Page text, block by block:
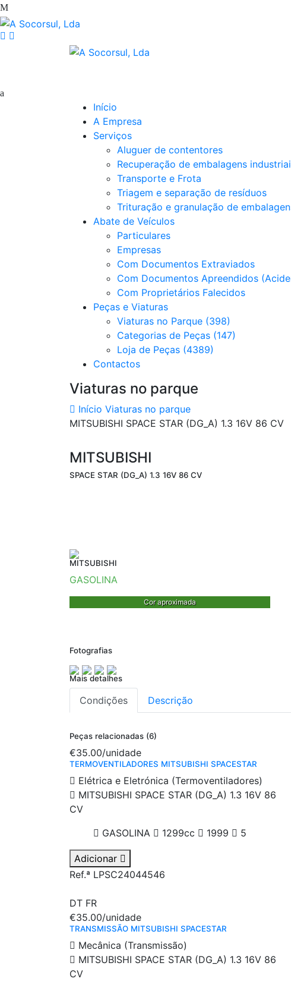
Início
A Empresa
Serviços
Aluguer de contentores
Recuperação de embalagens
Transporte e Frota
Triagem e separação de resíduos
Trituração e granulação de
Abate de Veículos
Particulares
Empresas
Com Documentos Extraviados
Com Documentos Apreendidos
Com Proprietários Falecidos
Peças e Viaturas
Viaturas no Parque (398)
Categorias de Peças (147)
Loja de Peças (4389)
Contactos
Viaturas no parque
Início Viaturas no parque
MITSUBISHI SPACE STAR (DG_A) 1.3 16V 86 CV
MITSUBISHI
SPACE STAR (DG_A) 1.3 16V 86 CV
MITSUBISHI
GASOLINA
Cor aproximada
Fotografias
Mais detalhes
Condições Descrição
Peças relacionadas (6)
€35.00/unidade
TERMOVENTILADORES MITSUBISHI SPACESTAR
Elétrica e Eletrónica (Termoventiladores)
MITSUBISHI SPACE STAR (DG_A) 1.3 16V 86
CV
GASOLINA
1299cc 1999 5
Adicionar
Ref.ª LPSC24044546
DT FR
€35.00/unidade
TRANSMISSÃO MITSUBISHI SPACESTAR
Mecânica (Transmissão)
MITSUBISHI SPACE STAR (DG_A) 1.3 16V 86
CV